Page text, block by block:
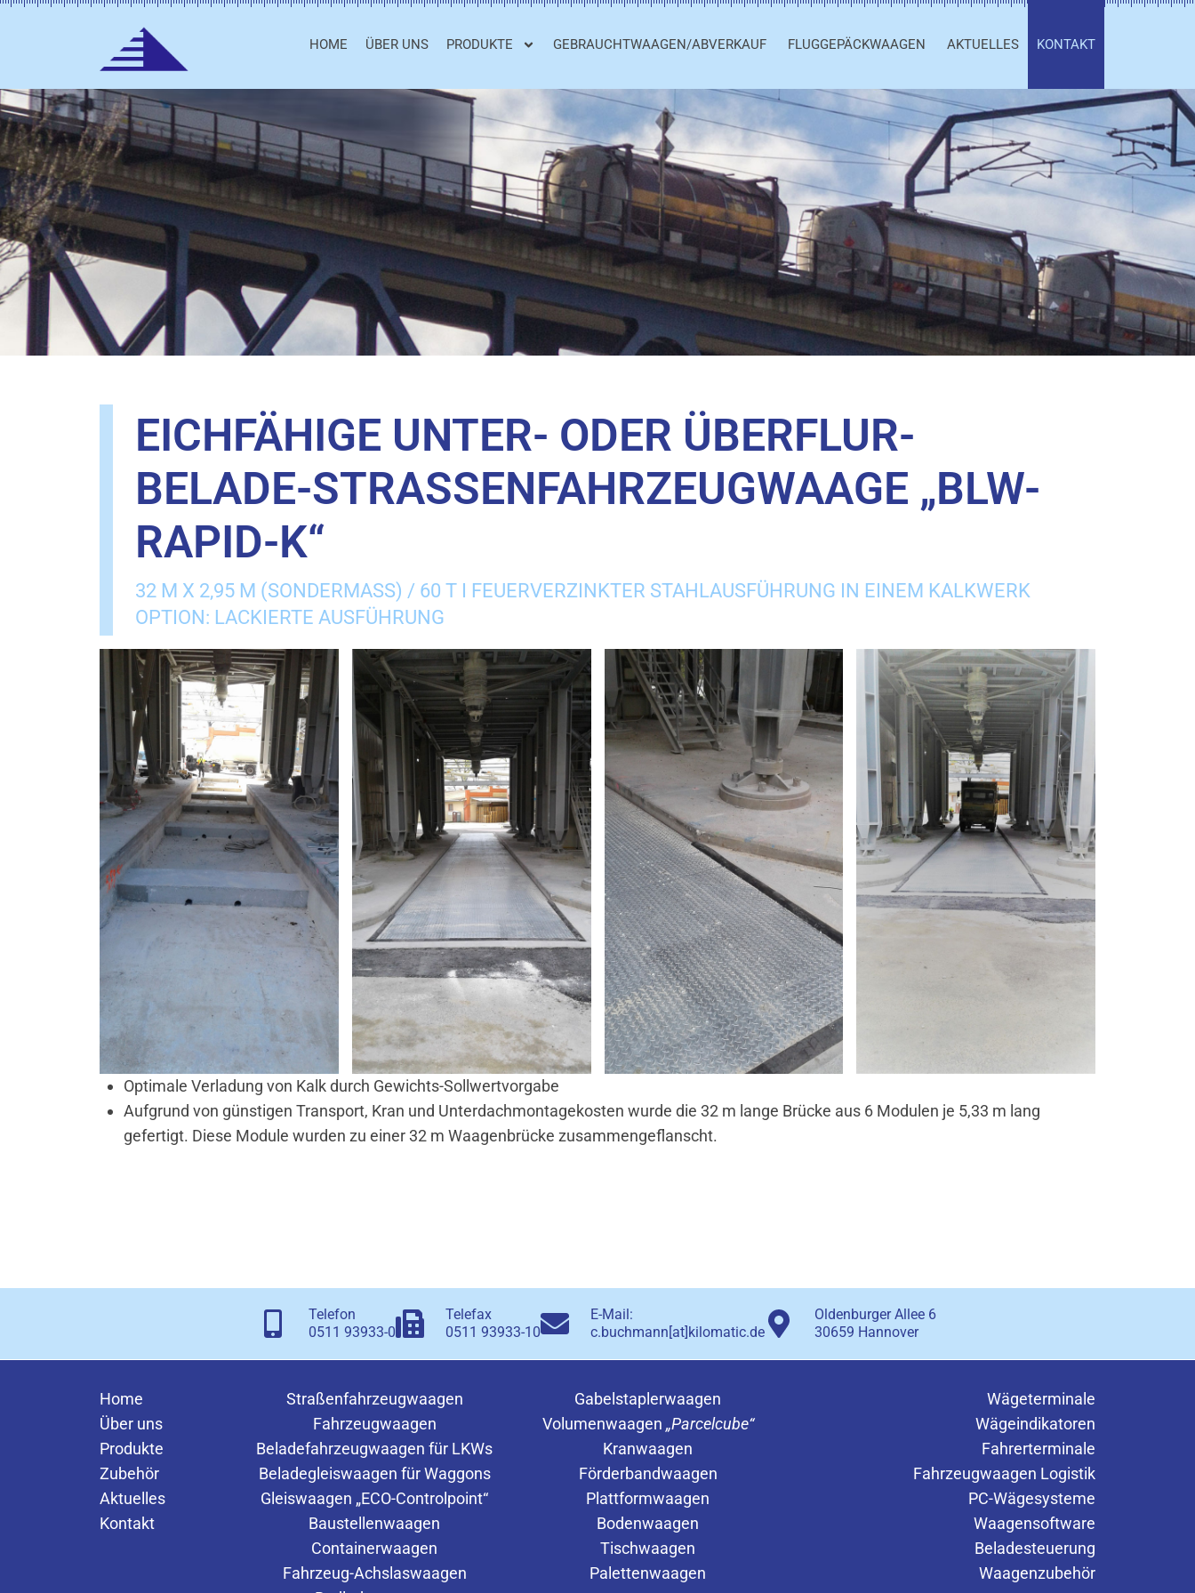
HOME ÜBER UNS PRODUKTE GEBRAUCHTWAAGEN/ABVERKAUF FLUGGEPÄCKWAAGEN AKTUELLES KONTAKT
EICHFÄHIGE UNTER- ODER ÜBERFLUR-
BELADE-STRASSENFAHRZEUGWAAGE „BLW-R
APID-K“
32 M X 2,95 M (SONDERMASS) / 60 T I FEUERVERZINKTER STAHLAUSFÜHRUNG IN EINEM KALKWERK
OPTION: LACKIERTE AUSFÜHRUNG
Optimale Verladung von Kalk durch Gewichts-Sollwertvorgabe
Aufgrund von günstigen Transport, Kran und Unterdachmontagekosten wurde die 32 m lange Brücke aus 6 Modulen je 5,33 m lang
gefertigt. Diese Module wurden zu einer 32 m Waagenbrücke zusammengeflanscht.
Telefon
0511 93933-0
Telefax
0511 93933-10
E-Mail:
c.buchmann[at]kilomatic.de
Oldenburger Allee 6
30659 Hannover
Home
Über uns
Produkte
Zubehör
Aktuelles
Kontakt
Straßenfahrzeugwaagen
Fahrzeugwaagen
Beladefahrzeugwaagen für LKWs
Beladegleiswaagen für Waggons
Gleiswaagen „ECO-Controlpoint“
Baustellenwaagen
Containerwaagen
Fahrzeug-Achslaswaagen
Gabelstaplerwaagen
Volumenwaagen „Parcelcube“
Kranwaagen
Förderbandwaagen
Plattformwaagen
Bodenwaagen
Tischwaagen
Palettenwaagen
Wägeterminale
Wägeindikatoren
Fahrerterminale
Fahrzeugwaagen Logistik
PC-Wägesysteme
Waagensoftware
Beladesteuerung
Waagenzubehör